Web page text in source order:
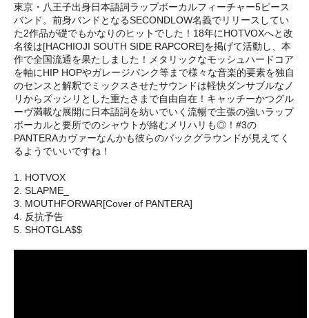
東京・八王子出身日本語詞ラップボーカルフィーチャー5ピース
バンド。前身バンドとなるSECONDLOW名義でリリースしてい
た2作品が礎でもかなりのヒットでした！18年にHOTVOXへと改
名後は[HACHIOJI SOUTH SIDE RAPCORE]を掲げて活動し、本
作で全国流通を果たしました！メタリックなモッシュハードコア
を軸にHIP HOPやガレージパンク等まで様々な音楽的要素を独自
のセンスと解釈でミックスさせたサウンドは軽快ダンサブルなノ
リからズッシリとした重たさまで自由自在！キャッチーかつグル
ーヴ満載な展開に日本語詞を紡いでいく流暢で主張の強いラップ
ボーカルと要所でのシャウトが絡むメリハリも◎！#3の
PANTERAカヴァーなんかも彼らのバックグラウンドが見えてく
るようでいいですね！
1. HOTVOX
2. SLAPME_
3. MOUTHFORWAR[Cover of PANTERA]
4. 反抗予告
5. SHOTGLA$$